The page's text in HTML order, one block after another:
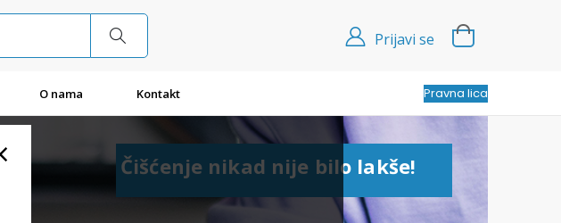
Prijavi se
O nama Kontakt Pravna lica
Čišćenje nikad nije bilo lakše!